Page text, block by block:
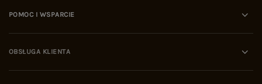
POMOC I WSPARCIE
OBSŁUGA KLIENTA